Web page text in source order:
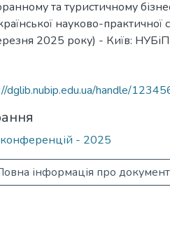
та туристичному
науково-практичної
2025 року) - Київ:
dglib.nubip.edu.ua/handle/
- 2025
інформація про документ